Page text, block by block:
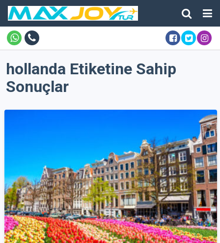
hollanda Etiketine Sahip
Sonuçlar